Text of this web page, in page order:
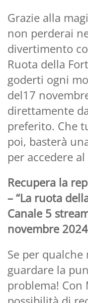
Grazie alla
non perderai
divertimento
Ruota della
goderti ogni
del17
direttamente
preferito. Che
poi, basterà
per accedere
Recupera la
– “La ruota
Canale 5
novembre 2024
Se per
guardare la
problema! Con